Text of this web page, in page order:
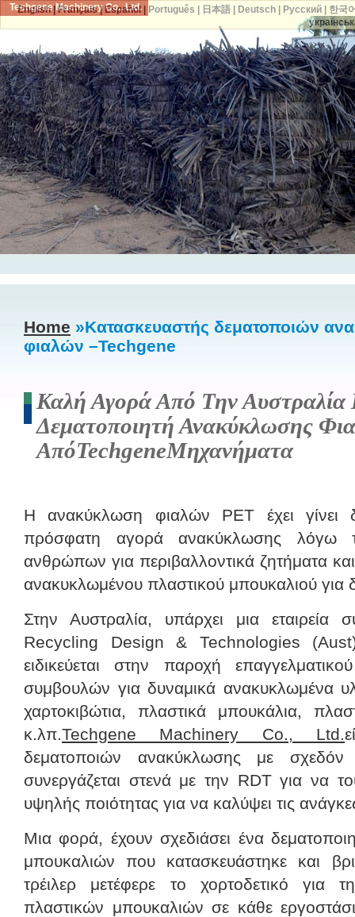
Techgene Machinery Co., Ltd.
Home »Κατασκευαστής δεματοποιών
φιαλών –Techgene
Καλή Αγορά Από Την Αυστραλία
Δεματοποιητή Ανακύκλωσης
ΑπόTechgeneΜηχανήματα
Η ανακύκλωση φιαλών PET έχει γίνει
πρόσφατη αγορά ανακύκλωσης λόγω
ανθρώπων για περιβαλλοντικά ζητήματα
ανακυκλωμένου πλαστικού μπουκαλιού για
Στην Αυστραλία, υπάρχει μια
Recycling Design & Technologies
ειδικεύεται στην παροχή
συμβουλών για δυναμικά ανακυκλωμένα
χαρτοκιβώτια, πλαστικά μπουκάλια,
κ.λπ.Techgene Machinery Co., Ltd.
δεματοποιών ανακύκλωσης με σχεδόν
συνεργάζεται στενά με την RDT για να
υψηλής ποιότητας για να καλύψει τις
Μια φορά, έχουν σχεδιάσει ένα
μπουκαλιών που κατασκευάστηκε και
τρέιλερ μετέφερε το χορτοδετικό για
πλαστικών μπουκαλιών σε κάθε
English|Français| Español| Português 日本語| Deutsch| Русский|
한국